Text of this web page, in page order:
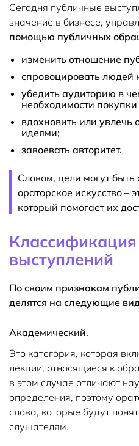
Сегодня публичные
значение в бизнесе,
помощью публичных
изменить отношение
спровоцировать людей
убедить аудиторию в
необходимости покупки
вдохновить или
идеями;
завоевать авторитет.
Словом, цели могут
ораторское искусство –
который помогает их
выступлений
По своим признакам
делятся на следующие
Академический.
Это категория, которая
лекции, относящиеся к
в этом случае отличают
определения, поэтому
слова, которые будут
слушателям.